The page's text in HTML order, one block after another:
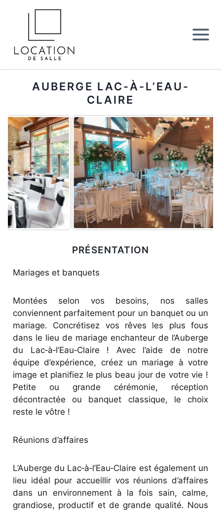
AUBERGE LAC-À-L’EAU-
CLAIRE
PRÉSENTATION
Mariages et banquets
Montées selon vos besoins, nos salles
conviennent parfaitement pour un banquet ou un
mariage. Concrétisez vos rêves les plus fous
dans le lieu de mariage enchanteur de l’Auberge
du Lac‑à‑l’Eau‑Claire ! Avec l’aide de notre
équipe d’expérience, créez un mariage à votre
image et planifiez le plus beau jour de votre vie !
Petite ou grande cérémonie, réception
décontractée ou banquet classique, le choix
reste le vôtre !
Réunions d’affaires
L’Auberge du Lac‑à‑l’Eau‑Claire est également un
lieu idéal pour accueillir vos réunions d’affaires
dans un environnement à la fois sain, calme,
grandiose, productif et de grande qualité. Nous